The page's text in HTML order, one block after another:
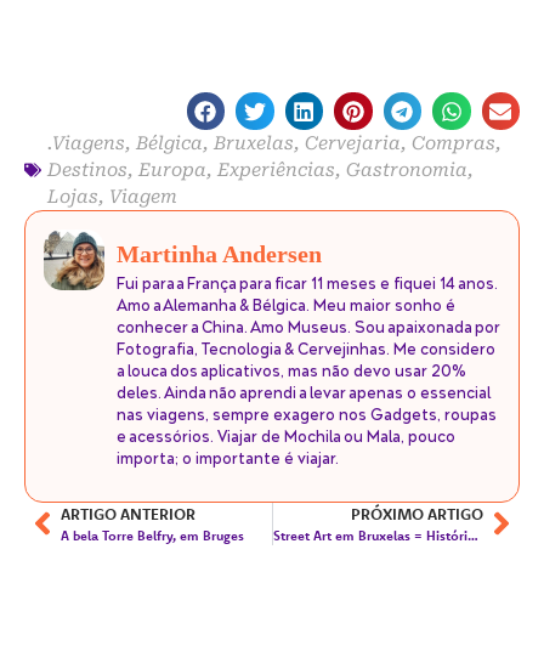
.Viagens, Bélgica, Bruxelas, Cervejaria, Compras,
Destinos, Europa, Experiências, Gastronomia,
Lojas, Viagem
Martinha Andersen
Fui para a França para ficar 11 meses e fiquei 14 anos.
Amo a Alemanha & Bélgica. Meu maior sonho é
conhecer a China. Amo Museus. Sou apaixonada por
Fotografia, Tecnologia & Cervejinhas. Me considero
a louca dos aplicativos, mas não devo usar 20%
deles. Ainda não aprendi a levar apenas o essencial
nas viagens, sempre exagero nos Gadgets, roupas
e acessórios. Viajar de Mochila ou Mala, pouco
importa; o importante é viajar.
ARTIGO ANTERIOR
A bela Torre Belfry, em Bruges
PRÓXIMO ARTIGO
Street Art em Bruxelas = Histórias em Quadrinhos